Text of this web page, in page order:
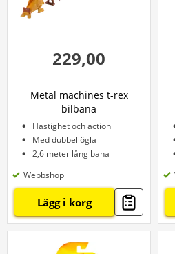
229,00
Metal machines t-rex
bilbana
Hastighet och action
Med dubbel ögla
2,6 meter lång bana
Webbshop
Lägg i korg